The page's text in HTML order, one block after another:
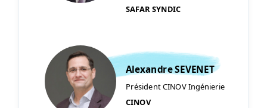
SAFAR SYNDIC
Alexandre SEVENET
Président CINOV Ingénierie
CINOV